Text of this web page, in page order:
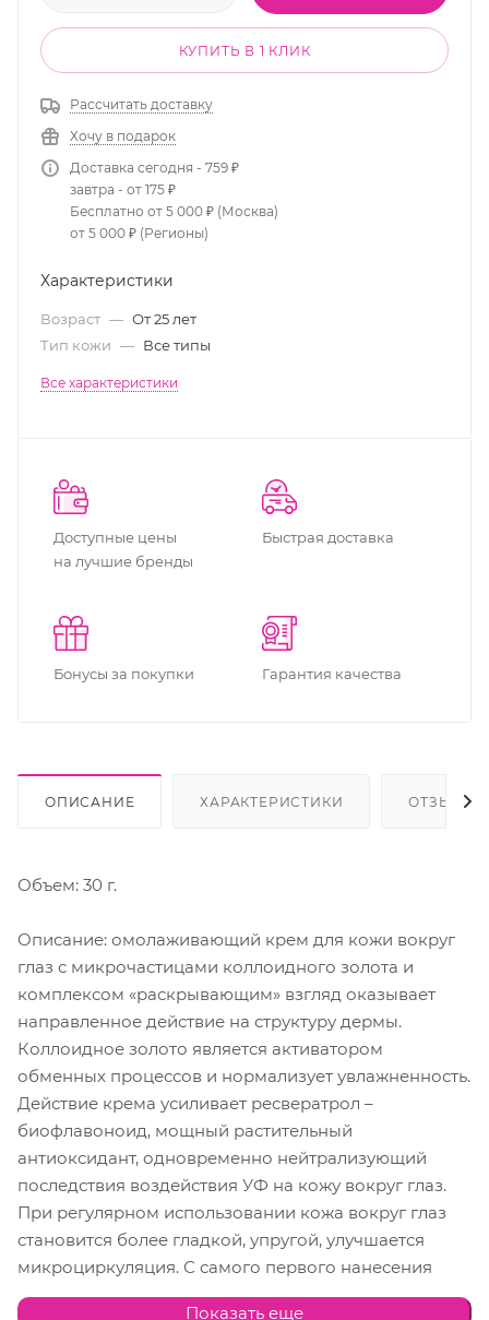
КУПИТЬ В 1 КЛИК
Рассчитать доставку
Хочу в подарок
Доставка сегодня - 759 ₽
завтра - от 175 ₽
Бесплатно от 5 000 ₽ (Москва)
от 5 000 ₽ (Регионы)
Характеристики
Возраст — От 25 лет
Тип кожи — Все типы
Все характеристики
Доступные цены
на лучшие бренды
Быстрая доставка
Бонусы за покупки Гарантия качества
ОПИСАНИЕ ХАРАКТЕРИСТИКИ ОТЗЫВЫ
Объем: 30 г.
Описание: омолаживающий крем для кожи вокруг
глаз с микрочастицами коллоидного золота и
комплексом «раскрывающим» взгляд оказывает
направленное действие на структуру дермы.
Коллоидное золото является активатором
обменных процессов и нормализует увлажненность.
Действие крема усиливает ресвератрол –
биофлавоноид, мощный растительный
антиоксидант, одновременно нейтрализующий
последствия воздействия УФ на кожу вокруг глаз.
При регулярном использовании кожа вокруг глаз
становится более гладкой, упругой, улучшается
микроциркуляция. С самого первого нанесения
взгляд мгновенно выглядит более отдохнувшим и
Показать еще